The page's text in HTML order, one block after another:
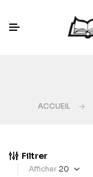
ACCUEIL
Filtrer
Afficher